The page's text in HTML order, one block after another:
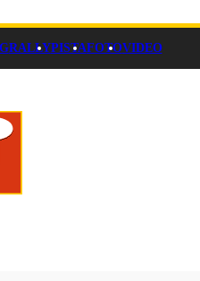
RALLYPISTAFOTOVIDEO